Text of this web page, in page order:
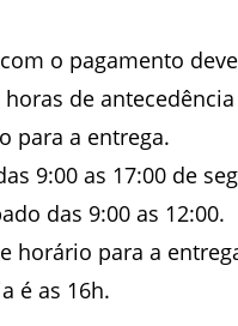
o pagamento
horas de
para a entrega.
9:00 as 17:00 de
das 9:00 as 12:00.
horário para a
é as 16h.